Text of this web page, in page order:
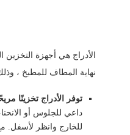
الأدراج هي أجهزة
نهاية المطاف للمطبخ ،
توفر الأدراج تخزينًا
داعي للجلوس أو
للخارج وانظر لأسفل.